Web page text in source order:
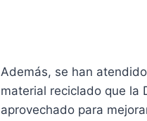
Además, se han
material reciclado que la
aprovechado para